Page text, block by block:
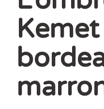
Kemet